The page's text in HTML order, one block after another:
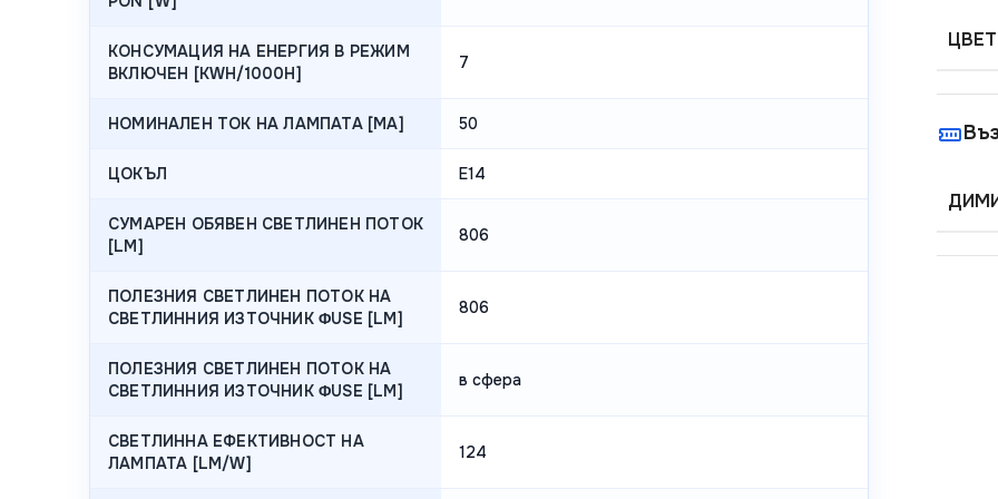
КОНСУМАЦИЯ НА ЕНЕРГИЯ В РЕЖИМ
ВКЛЮЧЕН [KWH/1000H]
7
НОМИНАЛЕН ТОК НА ЛАМПАТА [MA] 50
ЦОКЪЛ E14
СУМАРЕН ОБЯВЕН СВЕТЛИНЕН ПОТОК
[LM]
806
ПОЛЕЗНИЯ СВЕТЛИНЕН ПОТОК НА
СВЕТЛИННИЯ ИЗТОЧНИК ΦUSE [LM]
806
ПОЛЕЗНИЯ СВЕТЛИНЕН ПОТОК НА
СВЕТЛИННИЯ ИЗТОЧНИК ΦUSE [LM]
в сфера
СВЕТЛИННА ЕФЕКТИВНОСТ НА
ЛАМПАТА [LM/W]
124